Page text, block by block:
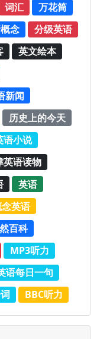
词汇
万花筒
念
分级英语
英文绘本
新闻
历史上的今天
语小说
英语读物
英语
英语
百科
MP3听力
语每日一句
BBC听力